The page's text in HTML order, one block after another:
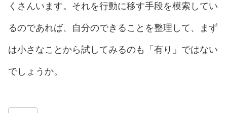
くさんいます。それを行動に移す手段を模索してい
るのであれば、自分のできることを整理して、まず
は小さなことから試してみるのも「有り」ではない
でしょうか。